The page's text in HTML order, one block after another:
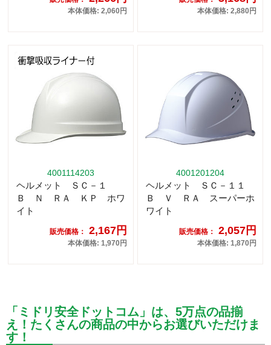
本体価格: 2,060円 本体価格: 2,880円
4001114203
ヘルメット ＳＣ－１
Ｂ Ｎ ＲＡ ＫＰ ホワ
イト
販売価格： 2,167円
本体価格: 1,970円
4001201204
ヘルメット ＳＣ－１１
Ｂ Ｖ ＲＡ スーパーホ
ワイト
販売価格： 2,057円
本体価格: 1,870円
「ミドリ安全ドットコム」は、5万点の品揃
え！たくさんの商品の中からお選びいただけま
す！